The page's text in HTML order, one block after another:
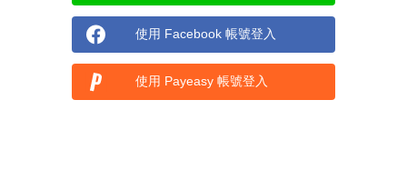
使用 Facebook 帳號登入
使用 Payeasy 帳號登入